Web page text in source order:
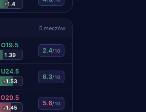
▾1.4
5 meczów
O19.5
1.39
2.4/10
U24.5
▾1.53
6.3/10
O20.5
▴1.45
5.6/10